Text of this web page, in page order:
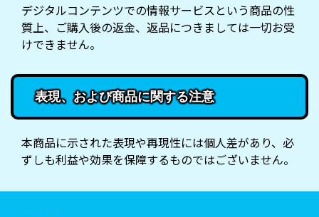
デジタルコンテンツでの情報サービスという商品の性
質上、ご購入後の返金、返品につきましては一切お受
けできません。
表現、および商品に関する注意
本商品に示された表現や再現性には個人差があり、必
ずしも利益や効果を保障するものではございません。